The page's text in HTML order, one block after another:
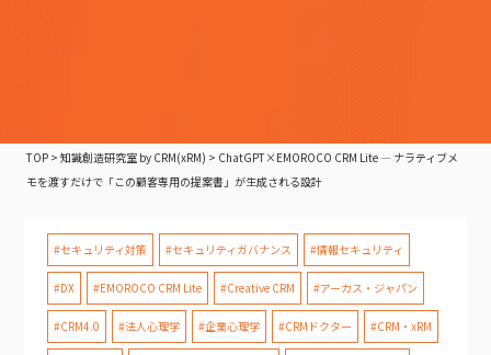
TOP >知識創造研究室 by CRM(xRM) > ChatGPT×EMOROCO CRM Lite — ナラティブメ
モを渡すだけで「この顧客専用の提案書」が生成される設計
#セキュリティ対策 #セキュリティガバナンス #情報セキュリティ
#DX #EMOROCO CRM Lite #Creative CRM #アーカス・ジャパン
#CRM4.0 #法人心理学 #企業心理学 #CRMドクター #CRM・xRM